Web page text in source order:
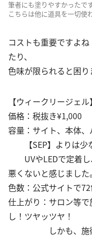
筆者にも塗りやすかったで
こちらは他に道具を一切使
コストも重要ですよ
たり、
色味が限られると困り
【ウィークリージェル
価格：税抜き¥1,000
容量：サイト、本体
【SEP】よりは少
UVやLEDで定着し
悪くないと感じました。
色数：公式サイトで
仕上がり：サロン等
し！ツヤッツヤ！
しかも、施術ネ